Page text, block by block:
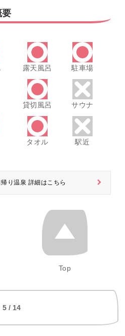
要
露天風呂 駐車場
貸切風呂 サウナ
タオル 駅近
り温泉 詳細はこちら
Top
5 / 14